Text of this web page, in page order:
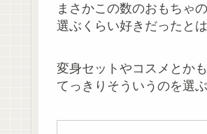
まさかこの数のおもちゃ
選ぶくらい好きだったと
変身セットやコスメとか
てっきりそういうのを選